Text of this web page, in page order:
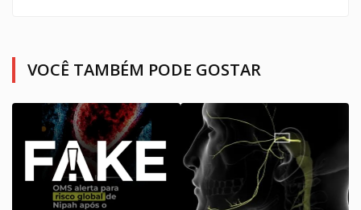
VOCÊ TAMBÉM PODE GOSTAR